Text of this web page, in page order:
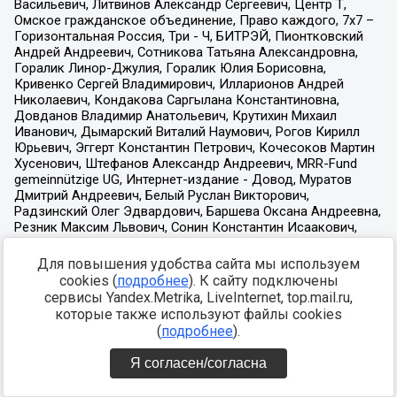
Для повышения удобства сайта мы используем
cookies (подробнее). К сайту подключены
сервисы Yandex.Metrika, LiveInternet, top.mail.ru,
которые также используют файлы cookies
(подробнее).
Я согласен/согласна